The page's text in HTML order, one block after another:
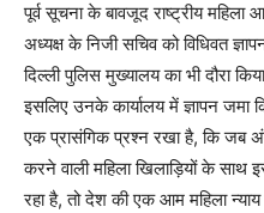
पूर्व सूचना के बावजूद राष्ट्रीय
अध्यक्ष के निजी सचिव को विधिवत
दिल्ली पुलिस मुख्यालय का भी दौरा
इसलिए उनके कार्यालय में ज्ञापन जमा
एक प्रासंगिक प्रश्न रखा है, कि जब
करने वाली महिला खिलाड़ियों के साथ
रहा है, तो देश की एक आम महिला